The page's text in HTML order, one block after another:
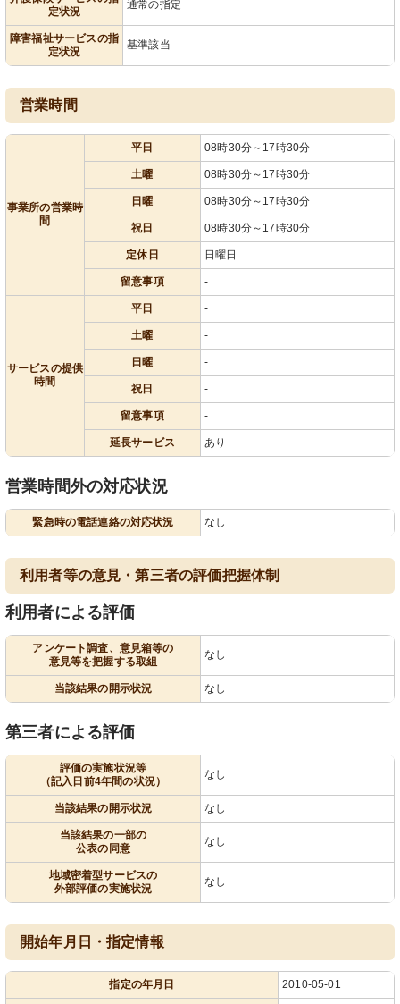
定状況
通常の指定
障害福祉サービスの指
定状況
基準該当
営業時間
事業所の営業時
間
平日 08時30分～17時30分
土曜 08時30分～17時30分
日曜 08時30分～17時30分
祝日 08時30分～17時30分
定休日 日曜日
留意事項 -
サービスの提供
時間
平日 -
土曜 -
日曜 -
祝日 -
留意事項 -
延長サービス あり
営業時間外の対応状況
緊急時の電話連絡の対応状況 なし
利用者等の意見・第三者の評価把握体制
利用者による評価
アンケート調査、意見箱等の
意見等を把握する取組
なし
当該結果の開示状況 なし
第三者による評価
評価の実施状況等
（記入日前4年間の状況）
なし
当該結果の開示状況 なし
当該結果の一部の
公表の同意
なし
地域密着型サービスの
外部評価の実施状況
なし
開始年月日・指定情報
指定の年月日 2010-05-01